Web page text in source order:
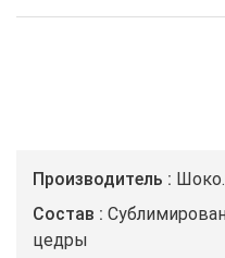
Производитель
Состав
цедры